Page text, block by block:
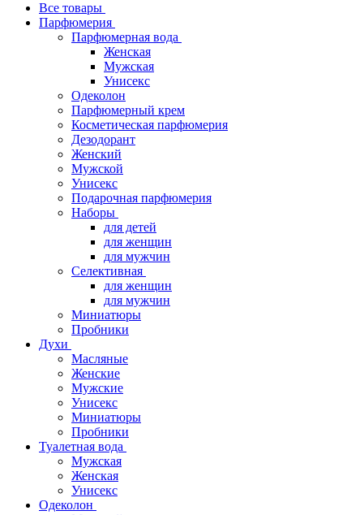
Все товары
Парфюмерия
Парфюмерная вода
Женская
Мужская
Унисекс
Одеколон
Парфюмерный крем
Косметическая парфюмерия
Дезодорант
Женский
Мужской
Унисекс
Подарочная парфюмерия
Наборы
для детей
для женщин
для мужчин
Селективная
для женщин
для мужчин
Миниатюры
Пробники
Духи
Масляные
Женские
Мужские
Унисекс
Миниатюры
Пробники
Туалетная вода
Мужская
Женская
Унисекс
Одеколон